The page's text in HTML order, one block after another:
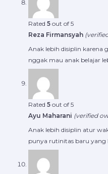
Rated 5 out of 5
Reza Firmansyah
Anak lebih disiplin karena
nggak mau anak belajar
Rated 5 out of 5
Ayu Maharani (verified
Anak lebih disiplin atur
punya rutinitas baru yang